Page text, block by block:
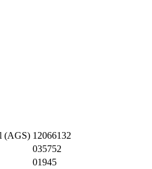
(AGS) 12066132
035752
01945